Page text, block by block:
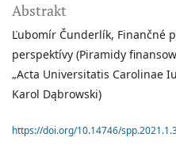
Abstrakt
Ľubomír Čunderlík, Finančné
perspektívy (Piramidy
„Acta Universitatis Carolinae
Karol Dąbrowski)
https://doi.org/10.14746/